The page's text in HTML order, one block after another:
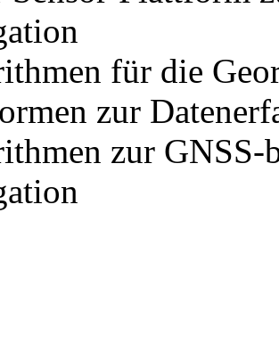
für die
zur
zur GNSS-